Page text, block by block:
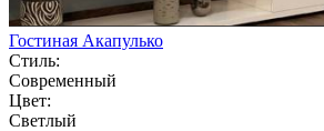
Гостиная Акапулько
Стиль:
Современный
Цвет:
Светлый